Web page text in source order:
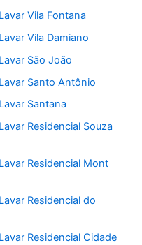
Vila Fontana
Vila Damiano
São João
Santo Antônio
Santana
Residencial Souza
Residencial Mont
Residencial do
Residencial Cidade